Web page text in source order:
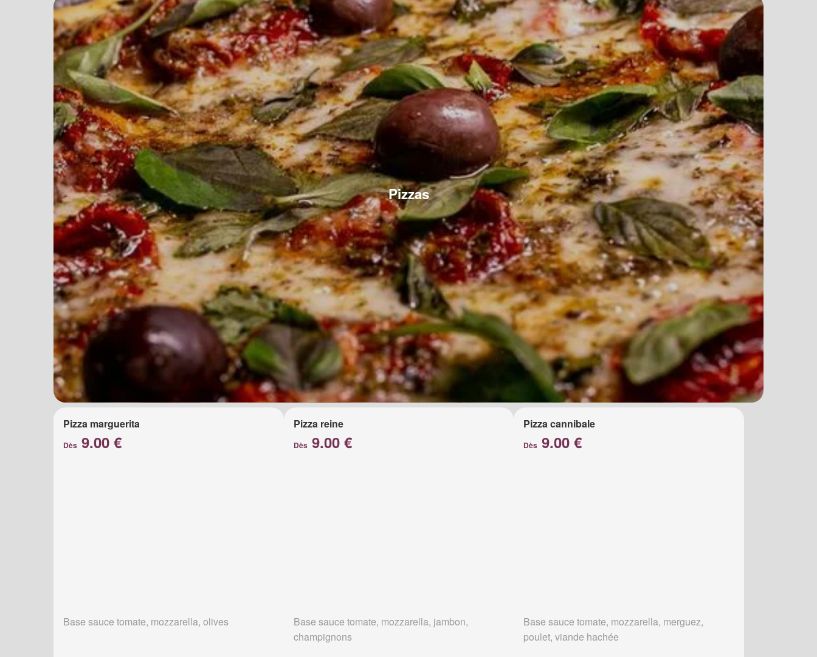
Pizzas
Pizza marguerita
Dès 9.00 €
Base sauce tomate, mozzarella, olives
Pizza reine
Dès9.00 €
Base sauce tomate, mozzarella, jambon,
champignons
Pizza cannibale
Dès 9.00 €
Base sauce tomate, mozzarella, merguez,
poulet, viande hachée